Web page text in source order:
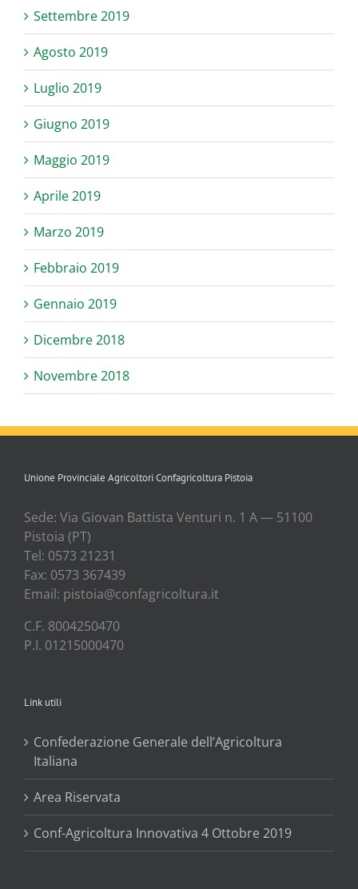
Settembre 2019
Agosto 2019
Luglio 2019
Giugno 2019
Maggio 2019
Aprile 2019
Marzo 2019
Febbraio 2019
Gennaio 2019
Dicembre 2018
Novembre 2018
Unione Provinciale Agricoltori Confagricoltura Pistoia
Sede: Via Gio­van Bat­ti­sta Ven­tu­ri n. 1 A — 51100
Pisto­ia (PT)
Tel: 0573 21231
Fax: 0573 367439
Email: pistoia@confagricoltura.it
C.F. 8004250470
P.I. 01215000470
Link utili
Confederazione Generale dell’Agricoltura
Italiana
Area Riservata
Conf-Agricoltura Innovativa 4 Ottobre 2019